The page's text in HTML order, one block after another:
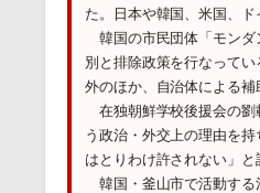
た。日本や韓国、米国、ド
韓国の市民団体「モンダ
別と排除政策を行なって
外のほか、自治体による補
在独朝鮮学校後援会の劉
う政治・外交上の理由を
はとりわけ許されない」と
韓国・釜山市で活動する